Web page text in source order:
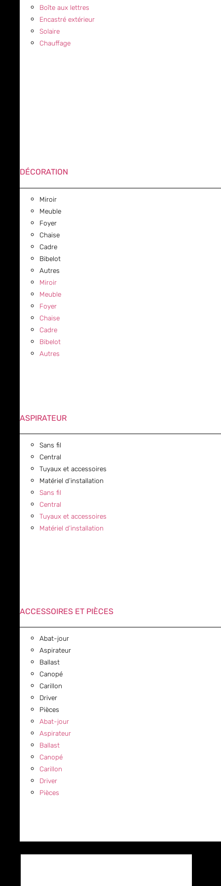
Boîte aux lettres
Encastré extérieur
Solaire
Chauffage
DÉCORATION
Miroir
Meuble
Foyer
Chaise
Cadre
Bibelot
Autres
Miroir
Meuble
Foyer
Chaise
Cadre
Bibelot
Autres
ASPIRATEUR
Sans fil
Central
Tuyaux et accessoires
Matériel d’installation
Sans fil
Central
Tuyaux et accessoires
Matériel d’installation
ACCESSOIRES ET PIÈCES
Abat-jour
Aspirateur
Ballast
Canopé
Carillon
Driver
Pièces
Abat-jour
Aspirateur
Ballast
Canopé
Carillon
Driver
Pièces